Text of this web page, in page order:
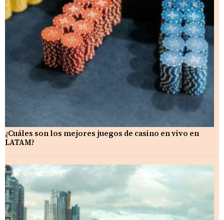
¿Cuáles son los mejores juegos de casino en vivo en
LATAM?